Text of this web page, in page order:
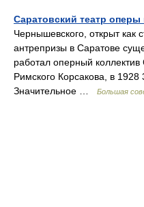
Саратовский театр оперы
Чернышевского, открыт
антрепризы в Саратове
работал оперный
Римского Корсакова, в 1928
Значительное …
Большая